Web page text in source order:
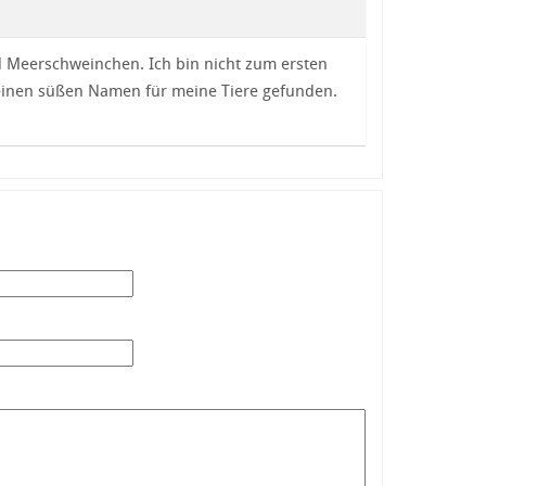
Ich bin nicht zum ersten
süßen Namen für meine Tiere gefunden.